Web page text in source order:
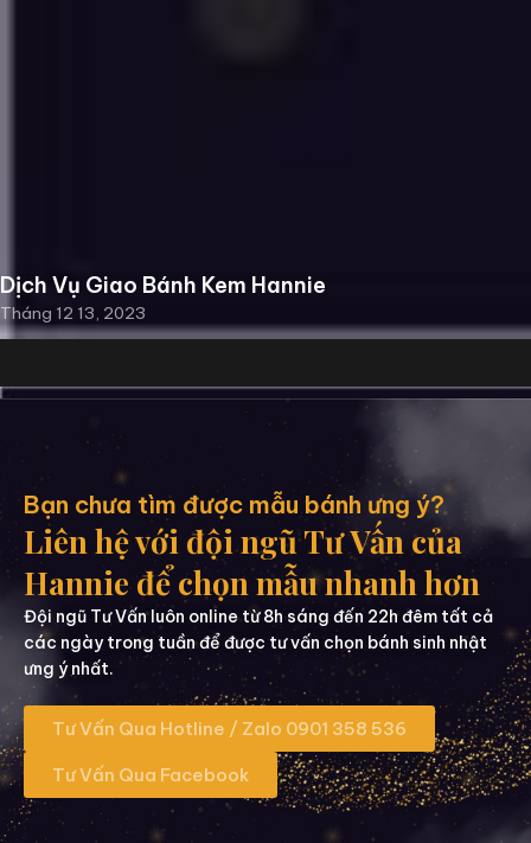
Dịch Vụ Giao Bánh Kem Hannie
Tháng 12 13, 2023
Bạn chưa tìm được mẫu bánh ưng ý?
Liên hệ với đội ngũ Tư Vấn của
Hannie để chọn mẫu nhanh hơn
Đội ngũ Tư Vấn luôn online từ 8h sáng đến 22h đêm tất cả
các ngày trong tuần để được tư vấn chọn bánh sinh nhật
ưng ý nhất.
Tư Vấn Qua Hotline / Zalo 0901 358 536
Tư Vấn Qua Facebook